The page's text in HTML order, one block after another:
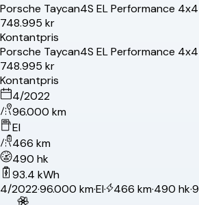
Porsche Taycan4S EL Performance
748.995 kr
Kontantpris
Porsche Taycan4S EL Performance
748.995 kr
Kontantpris
4/2022
96.000 km
El
466 km
490 hk
93.4 kWh
4/2022·96.000 km·El· 466 km·490 hk·